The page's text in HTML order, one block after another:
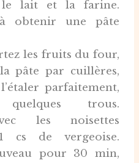
le lait et la farine.
obtenir une pâte
les fruits du four,
pâte par cuillères,
parfaitement,
trous.
les noisettes
cs de vergeoise.
pour 30 min,